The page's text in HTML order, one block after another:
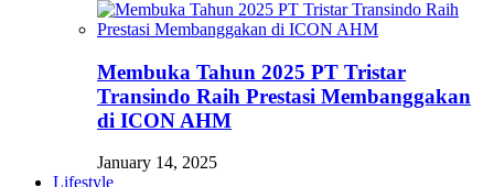
Membuka Tahun 2025 PT Tristar
Transindo Raih Prestasi Membanggakan
di ICON AHM
January 14, 2025
Lifestyle